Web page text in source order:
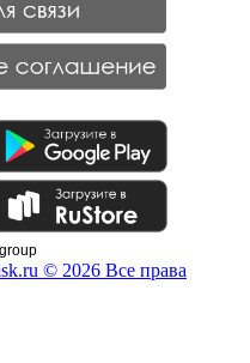
© 2026 Все права